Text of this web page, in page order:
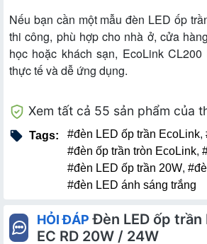
Nếu bạn cần một mẫu đèn LED ốp
thi công, phù hợp cho nhà ở, cửa
học hoặc khách sạn, EcoLink
thực tế và dễ ứng dụng.
Xem tất cả 55 sản phẩm của
Tags: #đèn LED ốp trần EcoLink,
#đèn ốp trần tròn EcoLink,
#đèn LED ốp trần 20W,
#đèn LED ánh sáng trắng
HỎI ĐÁP Đèn LED ốp
EC RD 20W / 24W